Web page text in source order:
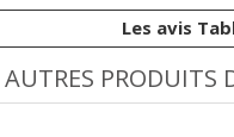
Les avis
PRODUITS